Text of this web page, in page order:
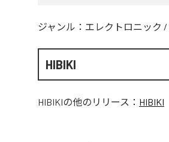
ジャンル： エレクトロニック /
HIBIKI
HIBIKIの他のリリース： HIBIKI